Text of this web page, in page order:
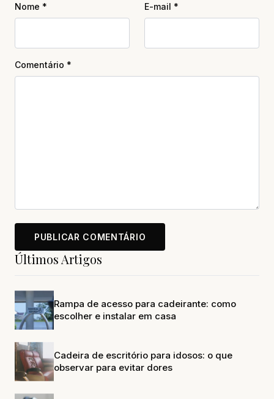
Nome * E-mail *
Comentário *
Últimos Artigos
Rampa de acesso para cadeirante: como
escolher e instalar em casa
Cadeira de escritório para idosos: o que
observar para evitar dores